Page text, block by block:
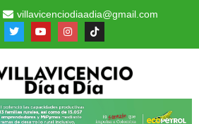
villavicenciodiaadia@gmail.com